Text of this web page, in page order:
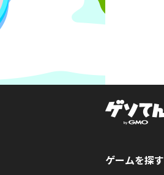
ゲームを探す